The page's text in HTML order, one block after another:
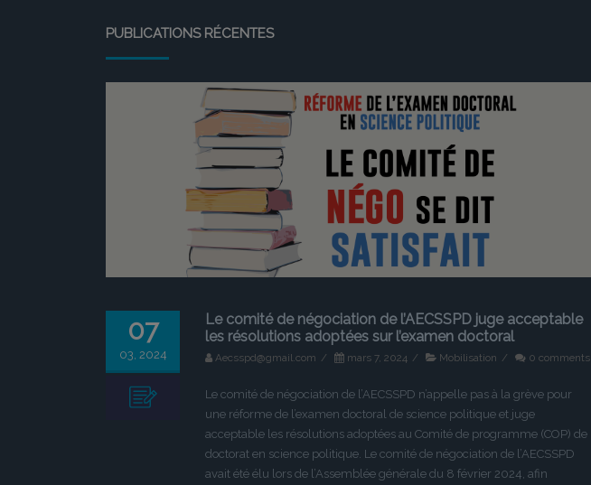
PUBLICATIONS RÉCENTES
07
03, 2024
Le comité de négociation de l’AECSSPD juge acceptable
les résolutions adoptées sur l’examen doctoral
Aecsspd@gmail.com / mars 7, 2024 / Mobilisation / 0 comments
Le comité de négociation de l’AECSSPD n’appelle pas à la grève pour
une réforme de l’examen doctoral de science politique et juge
acceptable les résolutions adoptées au Comité de programme (COP) de
doctorat en science politique. Le comité de négociation de l’AECSSPD
avait été élu lors de l’Assemblée générale du 8 février 2024, afin